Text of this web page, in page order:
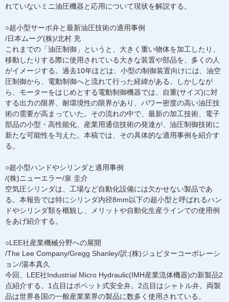
れていないミニ油圧機器と応用について現状を解説する。
○超小型サーボ弁と最新油圧技術の適用事例
/日本ムーグ(株)/北村 充
これまでの「油圧制御」というと、大きく重い物体を加工したり、
移動したりする際に使用されている大きな装置や部品を、多くの人
がイメージする。過去10年ほどは、小型の制御装置向けには、油空
圧制御から、電動制御へと流れて行った経緯がある。しかしなが
ら、モーターをはじめとする電動制御機器では、自重(サイズ)に対
する出力の限界、耐環境性の限界があり、パワー密度の高い油圧技
術の需要が高まっていた。その流れの中で、最新の加工技術、電子
部品の小型・高性能化、産業用通信技術の発達が、油圧制御技術に
新たな可能性を与えた。本稿では、その具体的な適用事例を紹介す
る。
○超小型ハンドやシリンダと適用事例
/(株)ニューエラー/泉 圭介
空気圧シリンダは、工場など自動化設備には欠かせない製品であ
る。本報告では特にシリンダ内径8mm以下の超小型と呼ばれるハン
ドやシリンダ類を概観し、メリットや自動化生産ラインでの使用例
をあげ紹介する。
○LEE社産業機械分野への展開
/The Lee Company/Gregg Shanley/訳:(株)ジュピターコーポレーシ
ョン/湯本真久
今回、LEE社Industrial Micro Hydraulic(IMH産業流体機器)の新製品2
点紹介する。1点目はポペット式安全弁。2点目はシャトル弁。両製
品は世界各国の一般産業業界の製品に数多く使用されている。